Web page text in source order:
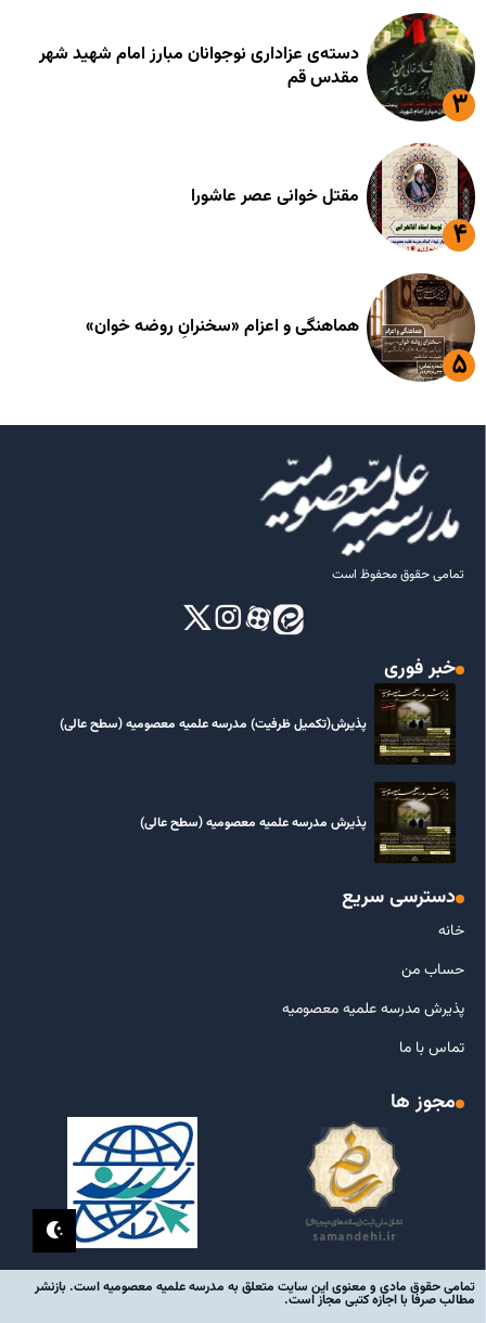
دسته‌ی عزاداری نوجوانان مبارز امام شهید شهر
مقدس قم
مقتل خوانی عصر عاشورا
هماهنگی و اعزام «سخنرانِ روضه خوان»
تمامی حقوق محفوظ است
خبر فوری
پذیرش(تکمیل ظرفیت) مدرسه علمیه معصومیه‌ (سطح عالی)
پذیرش مدرسه علمیه معصومیه‌ (سطح عالی)
دسترسی سریع
خانه
حساب من
پذیرش مدرسه علمیه معصومیه
تماس با ما
مجوز ها
تمامی حقوق مادی و معنوی این سایت متعلق به مدرسه علمیه معصومیه است. بازنشر
مطالب صرفا با اجازه کتبی مجاز است.